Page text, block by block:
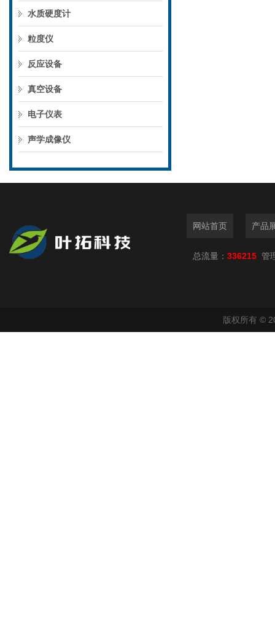
水质硬度计
粒度仪
反应设备
真空设备
电子仪表
声学成像仪
网站首页 产品
总流量： 336215 管
版权所有 ©